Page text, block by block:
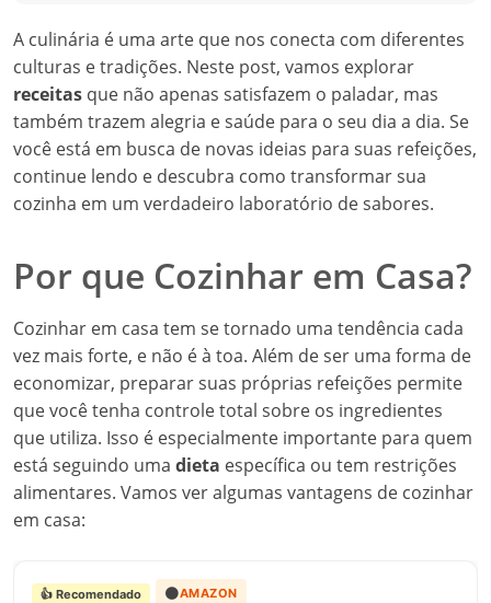
A culinária é uma arte que nos conecta com diferentes
culturas e tradições. Neste post, vamos explorar
receitas que não apenas satisfazem o paladar, mas
também trazem alegria e saúde para o seu dia a dia. Se
você está em busca de novas ideias para suas refeições,
continue lendo e descubra como transformar sua
cozinha em um verdadeiro laboratório de sabores.
Por que Cozinhar em Casa?
Cozinhar em casa tem se tornado uma tendência cada
vez mais forte, e não é à toa. Além de ser uma forma de
economizar, preparar suas próprias refeições permite
que você tenha controle total sobre os ingredientes
que utiliza. Isso é especialmente importante para quem
está seguindo uma dieta específica ou tem restrições
alimentares. Vamos ver algumas vantagens de cozinhar
em casa:
👍 Recomendado 🟠AMAZON